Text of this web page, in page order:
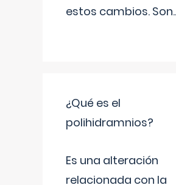
estos cambios. Son
¿Qué es el
polihidramnios?
Es una alteración
relacionada con la